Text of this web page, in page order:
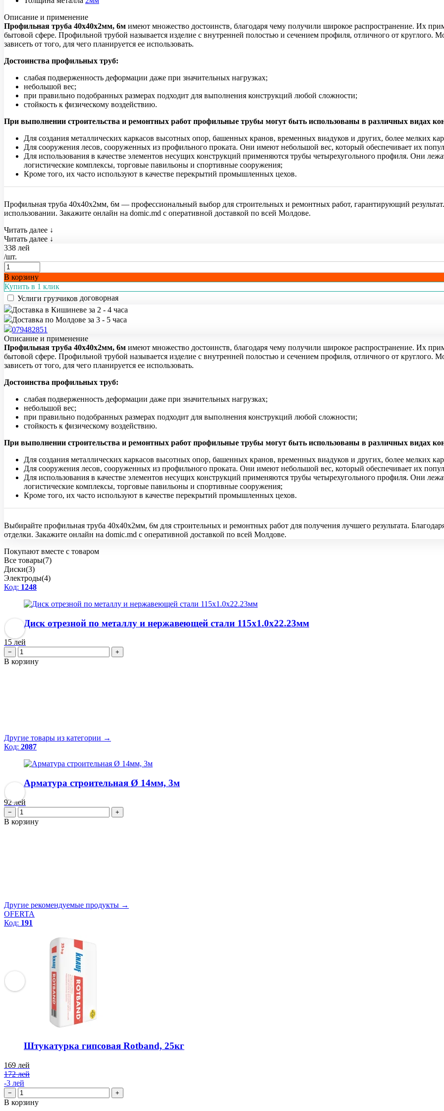
Описание и применение
Профильная труба 40х40х2мм, 6м имеют множество достоинств, благодаря чему получили широкое распространение. Их
бытовой сфере. Профильной трубой называется изделие с внутренней полостью и сечением профиля, отличного от круглого.
зависеть от того, для чего планируется ее использовать.
Достоинства профильных труб:
слабая подверженность деформации даже при значительных нагрузках;
небольшой вес;
при правильно подобранных размерах подходит для выполнения конструкций любой сложности;
стойкость к физическому воздействию.
При выполнении строительства и ремонтных работ профильные трубы могут быть использованы в различных видах
Для создания металлических каркасов высотных опор, башенных кранов, временных виадуков и других, более мелких
Для сооружения лесов, сооруженных из профильного проката. Они имеют небольшой вес, который обеспечивает их
Для использования в качестве элементов несущих конструкций применяются трубы четырехугольного профиля. Они
логистические комплексы, торговые павильоны и спортивные сооружения;
Кроме того, их часто используют в качестве перекрытий промышленных цехов.
Профильная труба 40x40x2мм, 6м — профессиональный выбор для строительных и ремонтных работ, гарантирующий
использовании. Закажите онлайн на domic.md с оперативной доставкой по всей Молдове.
Читать далее ↓
Читать далее ↓
338 лей
/шт.
В корзину
Купить в 1 клик
Услиги грузчиков договорная
Доставка в Кишиневе за 2 - 4 часа
Доставка по Молдове за 3 - 5 часа
079482851
Описание и применение
Профильная труба 40х40х2мм, 6м имеют множество достоинств, благодаря чему получили широкое распространение. Их
бытовой сфере. Профильной трубой называется изделие с внутренней полостью и сечением профиля, отличного от круглого.
зависеть от того, для чего планируется ее использовать.
Достоинства профильных труб:
слабая подверженность деформации даже при значительных нагрузках;
небольшой вес;
при правильно подобранных размерах подходит для выполнения конструкций любой сложности;
стойкость к физическому воздействию.
При выполнении строительства и ремонтных работ профильные трубы могут быть использованы в различных видах
Для создания металлических каркасов высотных опор, башенных кранов, временных виадуков и других, более мелких
Для сооружения лесов, сооруженных из профильного проката. Они имеют небольшой вес, который обеспечивает их
Для использования в качестве элементов несущих конструкций применяются трубы четырехугольного профиля. Они
логистические комплексы, торговые павильоны и спортивные сооружения;
Кроме того, их часто используют в качестве перекрытий промышленных цехов.
Выбирайте профильная труба 40x40x2мм, 6м для строительных и ремонтных работ для получения лучшего результата.
отделки. Закажите онлайн на domic.md с оперативной доставкой по всей Молдове.
Покупают вместе с товаром
Все товары(7)
Диски(3)
Электроды(4)
Код: 1248
Диск отрезной по металлу и нержавеющей стали 115x1.0x22.23мм
15лей
− +
В корзину
Другие товары из категории →
Код: 2087
Арматура строительная Ø 14мм, 3м
92лей
− +
В корзину
Другие рекомендуемые продукты →
OFERTA
Код: 191
Штукатурка гипсовая Rotband, 25кг
169 лей
172 лей
-3 лей
− +
В корзину